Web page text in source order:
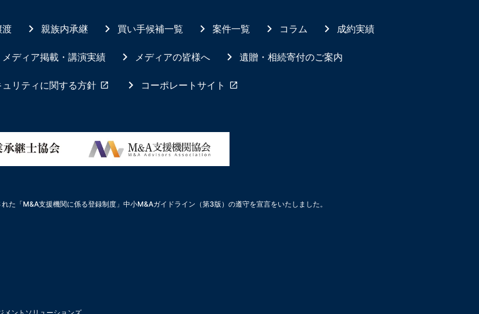
渡 親族内承継 買い手候補一覧 案件一覧 コラム 成約実績
メディア掲載・講演実績 メディアの皆様へ 遺贈・相続寄付のご案内
リティに関する方針 コーポレートサイト
「M&A支援機関に係る登録制度」中小M&Aガイドライン（第3版）の遵守を宣言をいたしました。